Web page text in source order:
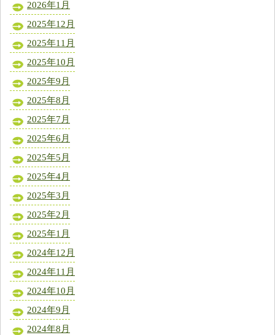
2026年1月
2025年12月
2025年11月
2025年10月
2025年9月
2025年8月
2025年7月
2025年6月
2025年5月
2025年4月
2025年3月
2025年2月
2025年1月
2024年12月
2024年11月
2024年10月
2024年9月
2024年8月